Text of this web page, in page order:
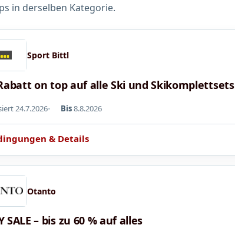
in derselben Kategorie.
Sport Bittl
on top auf alle Ski und Skikomplettsets
24.7.2026 Bis8.8.2026
& Details
Otanto
SALE – bis zu 60 % auf alles